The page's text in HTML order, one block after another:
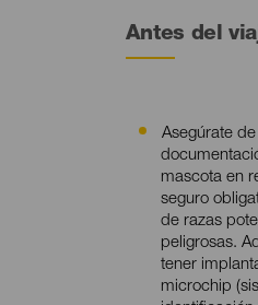
Antes del
ContenidoAsegúrate
mascota en
seguro
de razas
peligrosas.
tener
microchip